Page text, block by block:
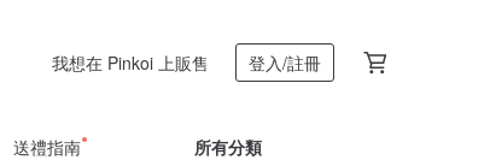
我想在 Pinkoi 上販售 登入/註冊
送禮指南 所有分類